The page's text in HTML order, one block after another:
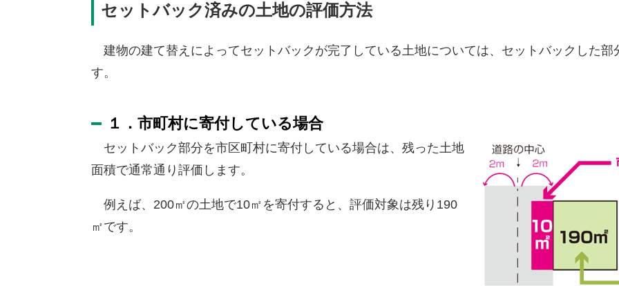
セットバック済みの土地の評価方法
建物の建て替えによってセットバックが完了している土地については、セットバックした部
す。
１．市町村に寄付している場合
セットバック部分を市区町村に寄付している場合は、残った土地
面積で通常通り評価します。
例えば、200㎡の土地で10㎡を寄付すると、評価対象は残り190
㎡です。